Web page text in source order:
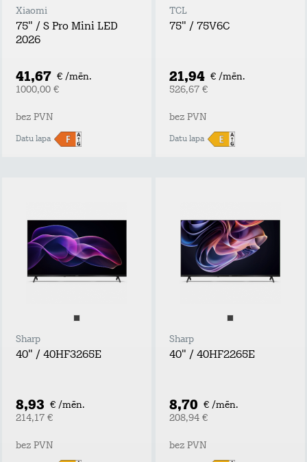
Xiaomi
75" / S Pro Mini LED
2026
41,67 € /mēn.
1000,00 €
bez PVN
Datu lapa
TCL
75" / 75V6C
21,94 € /mēn.
526,67 €
bez PVN
Datu lapa
Sharp
40" / 40HF3265E
8,93 € /mēn.
214,17 €
bez PVN
Sharp
40" / 40HF2265E
8,70 € /mēn.
208,94 €
bez PVN